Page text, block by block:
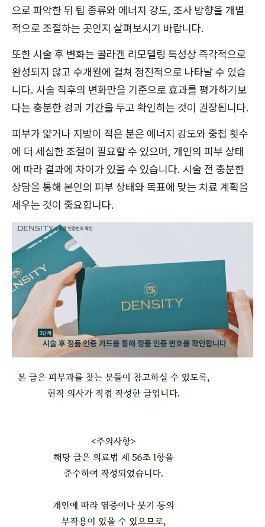
으로 파악한 뒤 팁 종류와 에너지 강도, 조사 방향을 개별
적으로 조절하는 곳인지 살펴보시기 바랍니다.
또한 시술 후 변화는 콜라겐 리모델링 특성상 즉각적으로
완성되지 않고 수개월에 걸쳐 점진적으로 나타날 수 있습
니다. 시술 직후의 변화만을 기준으로 효과를 평가하기보
다는 충분한 경과 기간을 두고 확인하는 것이 권장됩니다.
피부가 얇거나 지방이 적은 분은 에너지 강도와 중첩 횟수
에 더 세심한 조절이 필요할 수 있으며, 개인의 피부 상태
에 따라 결과에 차이가 있을 수 있습니다. 시술 전 충분한
상담을 통해 본인의 피부 상태와 목표에 맞는 치료 계획을
세우는 것이 중요합니다.